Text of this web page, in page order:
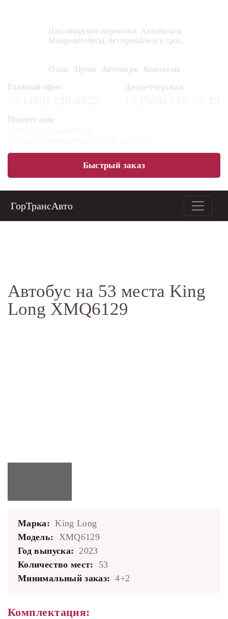
Пассажирские перевозки. Автобусы и
Микроавтобусы, без проблем и в срок.
О нас Цены Автопарк
Контакты
Главный офис:
Диспетчерская:
Пишите нам:
Быстрый заказ
ГорТрансАвто
Автобус на 53 места King
Long XMQ6129
Марка: King Long
Модель:
XMQ6129
Год выпуска: 2023
Количество мест:
53
Минимальный заказ: 4+2
Комплектация: